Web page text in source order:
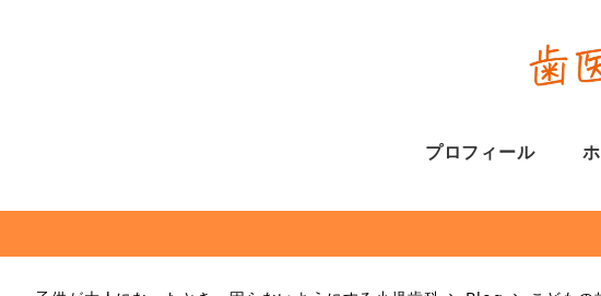
プロフィール